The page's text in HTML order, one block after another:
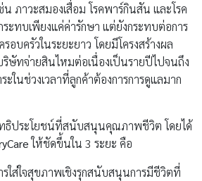
ภาวะสมองเสื่อม โรคพาร์กินสัน และโรค
ะทบเพียงแค่ค่ารักษา แต่ยังกระทบต่อการ
อบครัวในระยะยาว โดยมีโครงสร้างผล
ษัทจ่ายสินไหมต่อเนื่องเป็นรายปีไปจนถึง
ในช่วงเวลาที่ลูกค้าต้องการการดูแลมาก
ธิประโยชน์ที่สนับสนุนคุณภาพชีวิต โดยได้
ให้ชัดขึ้นใน 3 ระยะ คือ
รใส่ใจสุขภาพเชิงรุกสนับสนุนการมีชีวิตที่